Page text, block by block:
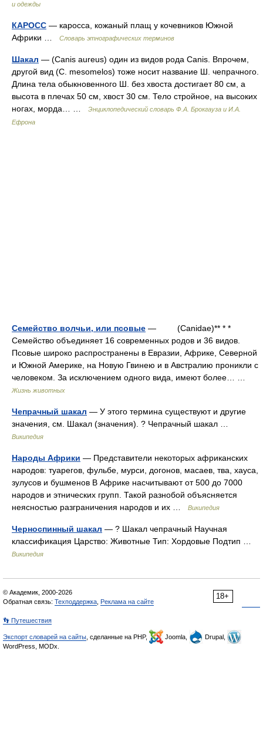
и одежды
КАРОСС — каросса, кожаный плащ у кочевников Южной
Африки …
Словарь этнографических терминов
Шакал — (Canis aureus) один из видов рода Canis. Впрочем,
другой вид (С. mesomelos) тоже носит название Ш. чепрачного.
Длина тела обыкновенного Ш. без хвоста достигает 80 см, а
высота в плечах 50 см, хвост 30 см. Тело стройное, на высоких
ногах, морда… …
Энциклопедический словарь Ф.А. Брокгауза и И.А.
Ефрона
Семейство волчьи, или псовые — (Canidae)** * *
Семейство объединяет 16 современных родов и 36 видов.
Псовые широко распространены в Евразии, Африке, Северной
и Южной Америке, на Новую Гвинею и в Австралию проникли с
человеком. За исключением одного вида, имеют более… …
Жизнь животных
Чепрачный шакал — У этого термина существуют и другие
значения, см. Шакал (значения). ? Чепрачный шакал …
Википедия
Народы Африки — Представители некоторых африканских
народов: туарегов, фульбе, мурси, догонов, масаев, тва, хауса,
зулусов и бушменов В Африке насчитывают от 500 до 7000
народов и этнических групп. Такой разнобой объясняется
неясностью разграничения народов и их …
Википедия
Черноспинный шакал — ? Шакал чепрачный Научная
классификация Царство: Животные Тип: Хордовые Подтип …
Википедия
18+
© Академик, 2000-2026
Обратная связь: Техподдержка Реклама на сайте
👣 Путешествия
Экспорт словарей на сайты , сделанные на PHP, Joomla,
Drupal,
WordPress, MODx.